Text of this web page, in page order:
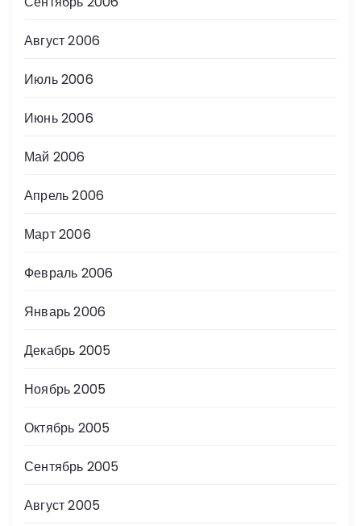
Август 2006
Июль 2006
Июнь 2006
Май 2006
Апрель 2006
Март 2006
Февраль 2006
Январь 2006
Декабрь 2005
Ноябрь 2005
Октябрь 2005
Сентябрь 2005
Август 2005